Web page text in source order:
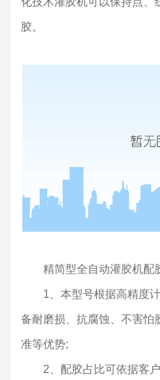
胶。
精简型全自动灌胶机配
1、本型号根据高精度计
备耐磨损、抗腐蚀、不害怕
准等优势;
2、配胶占比可依据客户